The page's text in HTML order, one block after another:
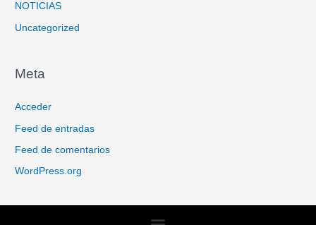
NOTICIAS
Uncategorized
Meta
Acceder
Feed de entradas
Feed de comentarios
WordPress.org